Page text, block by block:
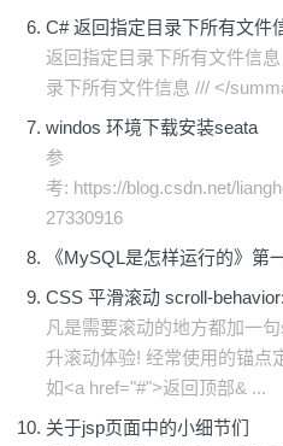
C# 返回指定目录下所有文件
返回指定目录下所有文件信
录下所有文件信息 /// </
windos 环境下载安装seata
参
考: https://blog.csdn.net/
27330916
《MySQL是怎样运行的》第
CSS 平滑滚动 scroll-
凡是需要滚动的地方都加一
升滚动体验! 经常使用的锚点
如<a href="#">返回顶部& ...
关于jsp页面中的小细节们